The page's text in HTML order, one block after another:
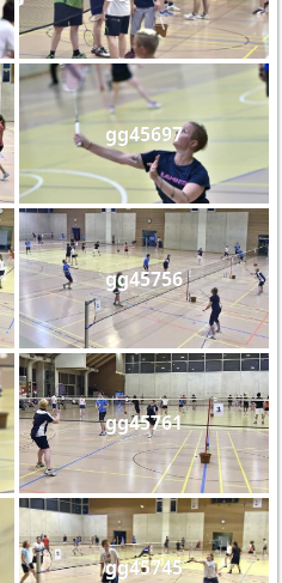
gg45697
gg45756
gg45761
gg45745